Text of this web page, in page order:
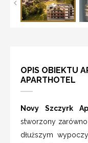
OPIS OBIEKTU
APARTHOTEL
Novy Szczyrk
stworzony
dłuższym